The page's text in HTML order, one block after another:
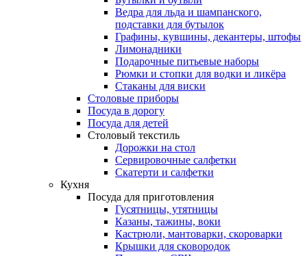
Ведра для льда и шампанского,
подставки для бутылок
Графины, кувшины, декантеры, штофы
Лимонадники
Подарочные питьевые наборы
Рюмки и стопки для водки и ликёра
Стаканы для виски
Столовые приборы
Посуда в дорогу
Посуда для детей
Столовый текстиль
Дорожки на стол
Сервировочные салфетки
Скатерти и салфетки
Кухня
Посуда для приготовления
Гусятницы, утятницы
Казаны, тажины, воки
Кастрюли, мантоварки, скороварки
Крышки для сковородок